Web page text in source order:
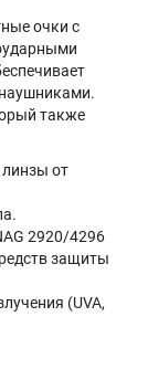
очки с
также
от
2920/4296
защиты
(UVA,